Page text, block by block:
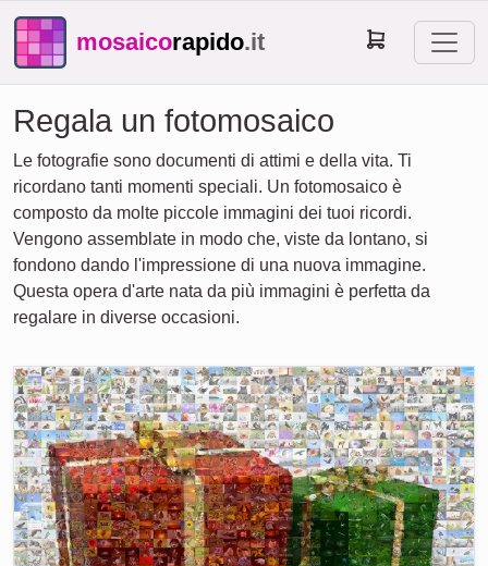
mosaicorapido.it
Regala un fotomosaico
Le fotografie sono documenti di attimi e della vita. Ti
ricordano tanti momenti speciali. Un fotomosaico è
composto da molte piccole immagini dei tuoi ricordi.
Vengono assemblate in modo che, viste da lontano, si
fondono dando l'impressione di una nuova immagine.
Questa opera d'arte nata da più immagini è perfetta da
regalare in diverse occasioni.